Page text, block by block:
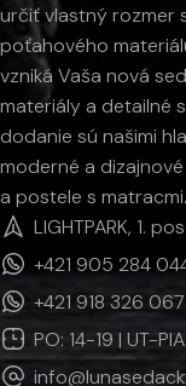
určiť vlastný rozmer
poťahového
vzniká Vaša nová
materiály a detailné
dodanie sú našimi
moderné a
a postele s matracmi.
LIGHTPARK, 1.
+421 905 284
+421 918 326
PO: 14-19 | UT-